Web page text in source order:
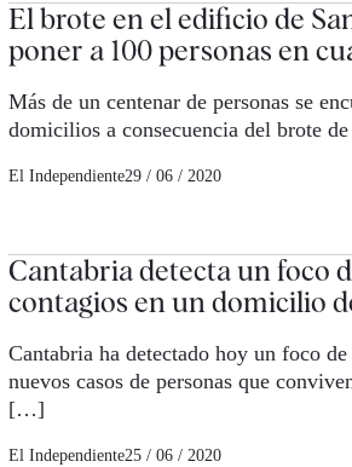
El brote en el edificio de
poner a 100 personas en
Más de un centenar de personas se
domicilios a consecuencia del brote
El Independiente29 / 06 / 2020
Cantabria detecta un foco
contagios en un domicilio
Cantabria ha detectado hoy un foco
nuevos casos de personas que
[…]
El Independiente25 / 06 / 2020